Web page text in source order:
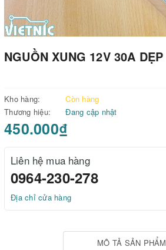
NGUỒN XUNG 12V 30A DẸP
Kho hàng:
Còn hàng
Thương hiệu:
Đang cập nhật
450.000₫
Liên hệ mua hàng
0964-230-278
Địa chỉ cửa hàng
MÔ TẢ SẢN PHẨM